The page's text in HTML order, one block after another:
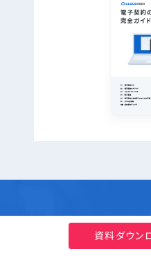
クラウドサ
資料ダウン